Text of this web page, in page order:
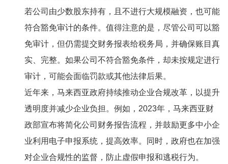
若公司由少数股东持有，且不进行大规模融资，也可能
符合豁免审计的条件。值得注意的是，尽管公司可以豁
免审计，但仍需提交财务报表给税务局，并确保账目真
实、完整。如果公司不符合豁免条件，却未按规定进行
审计，可能会面临罚款或其他法律后果。
近年来，马来西亚政府持续推动企业合规改革，以提升
透明度并减少企业负担。例如，2023年，马来西亚财
政部宣布将简化公司财务报告流程，并鼓励更多中小企
业利用电子申报系统，提高效率。同时，政府也在加强
对企业合规性的监督，防止虚假申报和逃税行为。